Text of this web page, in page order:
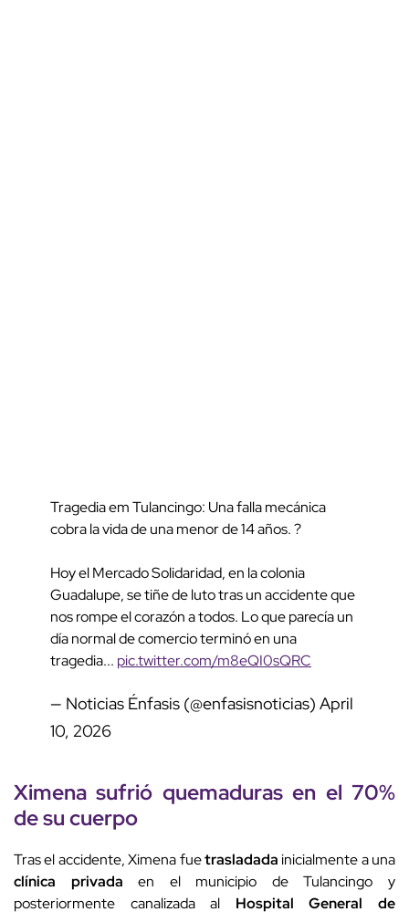
Tragedia em Tulancingo: Una falla mecánica
cobra la vida de una menor de 14 años. ?
Hoy el Mercado Solidaridad, en la colonia
Guadalupe, se tiñe de luto tras un accidente que
nos rompe el corazón a todos. Lo que parecía un
día normal de comercio terminó en una
tragedia... pic.twitter.com/m8eQI0sQRC
— Noticias Énfasis (@enfasisnoticias) April
10, 2026
Ximena sufrió quemaduras en el 70%
de su cuerpo
Tras el accidente, Ximena fuetrasladadainicialmente a una
clínica privada en el municipio de Tulancingo y
posteriormente canalizada al Hospital General de